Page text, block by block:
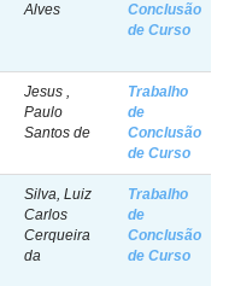
Alves
Conclusão
de Curso
Jesus ,
Paulo
Santos de
Trabalho
de
Conclusão
de Curso
Silva, Luiz
Carlos
Cerqueira
da
Trabalho
de
Conclusão
de Curso